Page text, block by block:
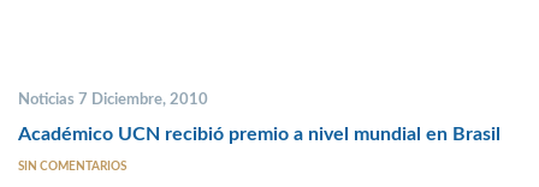
Noticias 7 Diciembre, 2010
Académico UCN recibió premio a nivel mundial en Brasil
SIN COMENTARIOS